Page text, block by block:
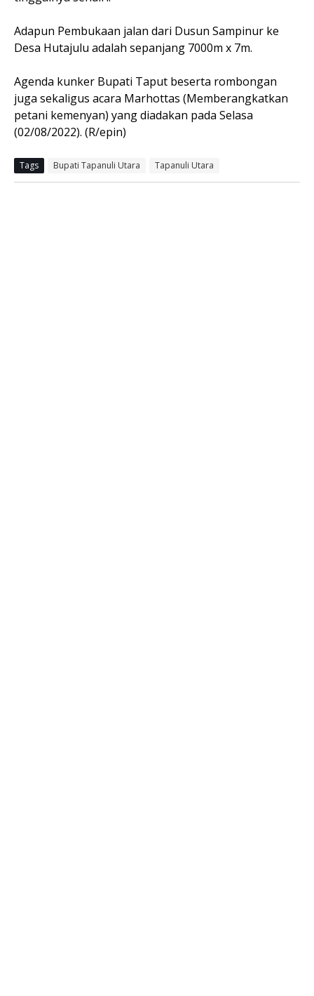
Adapun Pembukaan jalan dari Dusun Sampinur ke
Desa Hutajulu adalah sepanjang 7000m x 7m.
Agenda kunker Bupati Taput beserta rombongan
juga sekaligus acara Marhottas (Memberangkatkan
petani kemenyan) yang diadakan pada Selasa
(02/08/2022). (R/epin)
Tags Bupati Tapanuli Utara Tapanuli Utara